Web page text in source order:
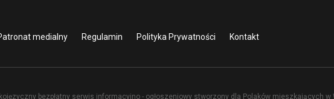
medialny Regulamin Polityka Prywatności Kontakt
bezpłatny serwis informacyjno - ogłoszeniowy stworzony dla Polaków mieszkających w